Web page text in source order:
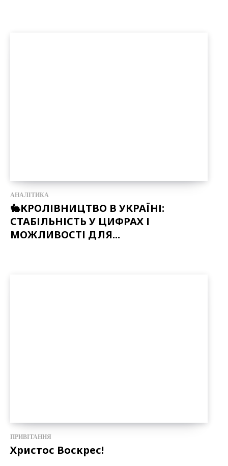
АНАЛІТИКА
🐇КРОЛІВНИЦТВО В УКРАЇНІ:
СТАБІЛЬНІСТЬ У ЦИФРАХ І
МОЖЛИВОСТІ ДЛЯ...
ПРИВІТАННЯ
Христос Воскрес!